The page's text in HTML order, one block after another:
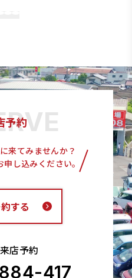
予約
来てみませんか？
し込みください。
する
店予約
417